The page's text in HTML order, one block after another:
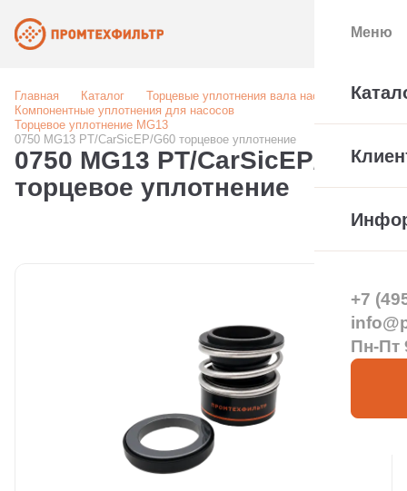
Главная Каталог
Торцевые уплотнения вала насоса
Компонентные уплотнения для насосов
Торцевое уплотнение MG13
0750 MG13 PT/CarSicEP/G60 торцевое уплотнение
0750 MG13 PT/CarSicEP/G60
торцевое уплотнение
Меню
+7
Пн-Пт